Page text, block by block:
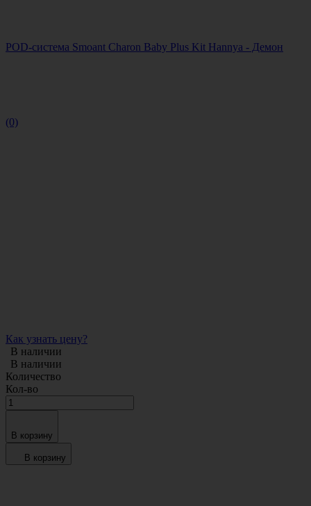
POD-система Smoant Charon Baby Plus Kit Hannya - Демон
(0)
Как узнать цену?
В наличии
В наличии
Количество
Кол-во
В корзину
В корзину